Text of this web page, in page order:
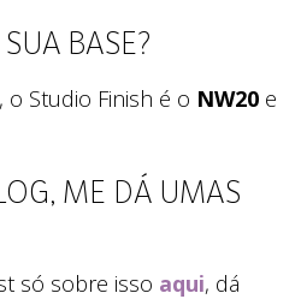
BASE?
, o Studio Finish é o NW20 e
ME DÁ UMAS
só sobre isso aqui, dá